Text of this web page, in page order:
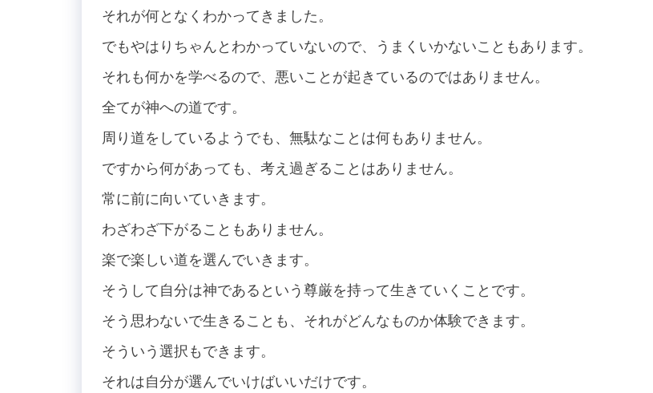
それが何となくわかってきました。
でもやはりちゃんとわかっていないので、うまくいかないこともあります。
それも何かを学べるので、悪いことが起きているのではありません。
全てが神への道です。
周り道をしているようでも、無駄なことは何もありません。
ですから何があっても、考え過ぎることはありません。
常に前に向いていきます。
わざわざ下がることもありません。
楽で楽しい道を選んでいきます。
そうして自分は神であるという尊厳を持って生きていくことです。
そう思わないで生きることも、それがどんなものか体験できます。
そういう選択もできます。
それは自分が選んでいけばいいだけです。